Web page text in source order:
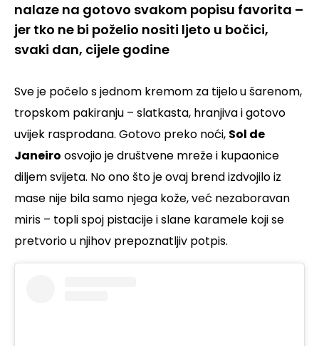
nalaze na gotovo svakom popisu favorita –
jer tko ne bi poželio nositi ljeto u bočici,
svaki dan, cijele godine
Sve je počelo s jednom kremom za tijelou šarenom,
tropskom pakiranju – slatkasta, hranjiva i gotovo
uvijek rasprodana. Gotovo preko noći, Sol de
Janeiro osvojio je društvene mreže i kupaonice
diljem svijeta. No ono što je ovaj brend izdvojilo iz
mase nije bila samo njega kože, već nezaboravan
miris – topli spoj pistacije i slane karamele koji se
pretvorio u njihov prepoznatljiv potpis.